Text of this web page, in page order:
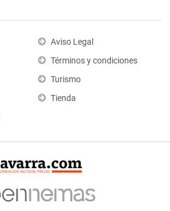
Aviso Legal
Términos y condiciones
Turismo
Tienda